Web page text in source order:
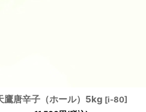
鷹唐辛子（ホール）5kg [i-80]